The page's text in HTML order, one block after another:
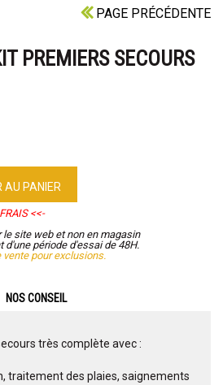
PAGE PRÉCÉDENTE
PREMIERS SECOURS
AU PANIER
<<-
site web et non en magasin
période d'essai de 48H.
pour exclusions.
NOS CONSEIL
très complète avec :
traitement des plaies, saignements